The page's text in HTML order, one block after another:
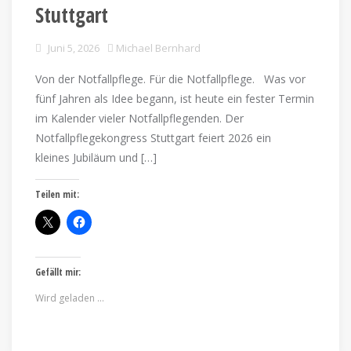
Stuttgart
Juni 5, 2026 Michael Bernhard
Von der Notfallpflege. Für die Notfallpflege. Was vor
fünf Jahren als Idee begann, ist heute ein fester Termin
im Kalender vieler Notfallpflegenden. Der
Notfallpflegekongress Stuttgart feiert 2026 ein
kleines Jubiläum und […]
Teilen mit:
Gefällt mir:
Wird geladen …